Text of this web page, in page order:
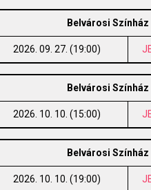
Belvárosi Színház
2026. 09. 27. (19:00)
Belvárosi Színház
2026. 10. 10. (15:00)
Belvárosi Színház
2026. 10. 10. (19:00)